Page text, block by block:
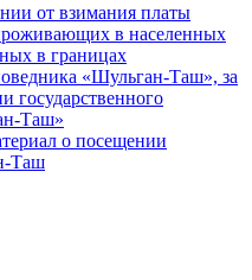
от взимания платы
в населенных
в границах
«Шульган-Таш», за
государственного
Таш»
о посещении
Таш